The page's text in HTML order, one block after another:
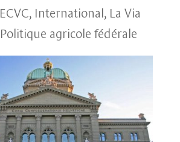
ECVC, International, La Via
Politique agricole fédérale